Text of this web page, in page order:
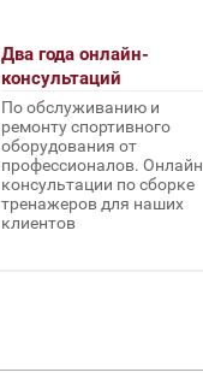
Два года онлайн-
консультаций
По обслуживанию и
ремонту спортивного
оборудования от
профессионалов. Онлайн
консультации по сборке
тренажеров для наших
клиентов